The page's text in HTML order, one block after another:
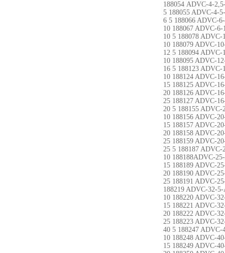
188054 ADVC-4-
5 188055 ADVC-4-
6 5 188066 ADVC-
10 188067 ADVC-
10 5 188078
10 188079 ADVC-
12 5 188094
10 188095 ADVC-
16 5 188123
10 188124 ADVC-
15 188125 ADVC-
20 188126 ADVC-
25 188127 ADVC-
20 5 188155
10 188156 ADVC-
15 188157 ADVC-
20 188158 ADVC-
25 188159 ADVC-
25 5 188187
10 188188ADVC-
15 188189 ADVC-
20 188190 ADVC-
25 188191 ADVC-
188219 ADVC-32-
10 188220 ADVC-
15 188221 ADVC-
20 188222 ADVC-
25 188223 ADVC-
40 5 188247
10 188248 ADVC-
15 188249 ADVC-